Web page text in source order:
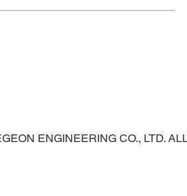
ENGINEERING CO., LTD.